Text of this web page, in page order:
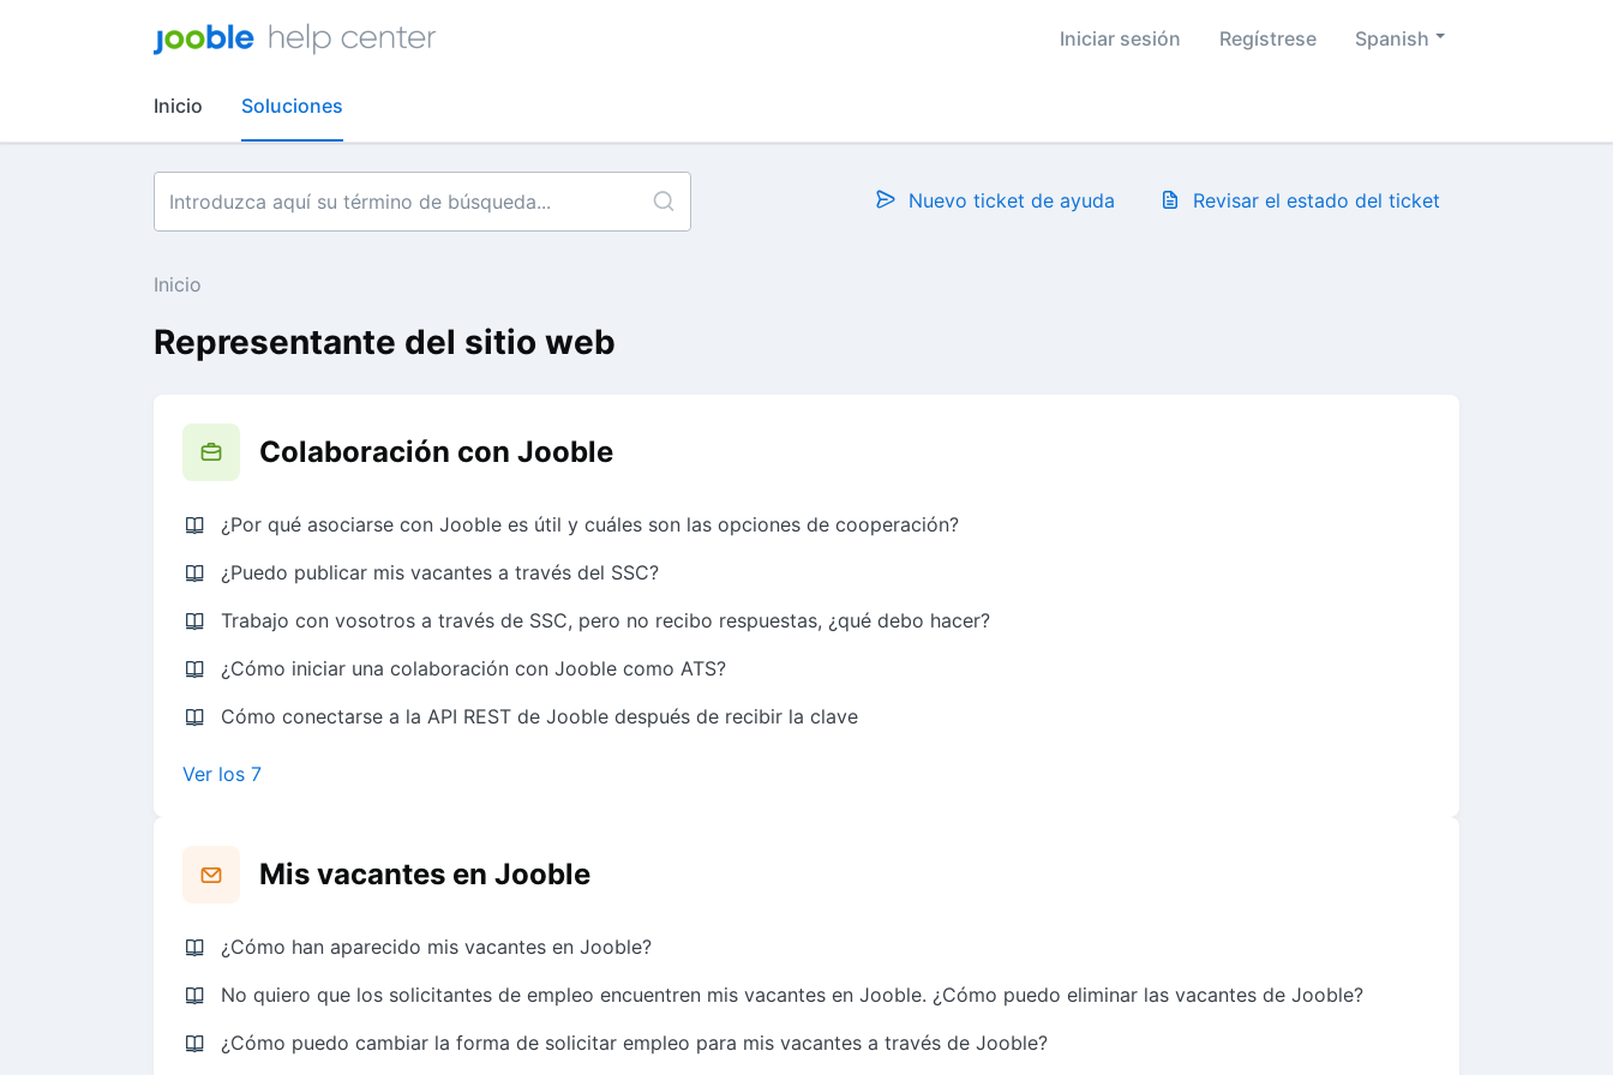
Spanish
Iniciar sesión Regístrese
Inicio Soluciones
Nuevo ticket de ayuda Revisar el estado del ticket
Inicio
Representante del sitio web
Colaboración con Jooble
¿Por qué asociarse con Jooble es útil y cuáles son las opciones de cooperación?
¿Puedo publicar mis vacantes a través del SSC?
Trabajo con vosotros a través de SSC, pero no recibo respuestas, ¿qué debo hacer?
¿Cómo iniciar una colaboración con Jooble como ATS?
Cómo conectarse a la API REST de Jooble después de recibir la clave
Ver los 7
Mis vacantes en Jooble
¿Cómo han aparecido mis vacantes en Jooble?
No quiero que los solicitantes de empleo encuentren mis vacantes en Jooble. ¿Cómo puedo eliminar las vacantes de Jooble?
¿Cómo puedo cambiar la forma de solicitar empleo para mis vacantes a través de Jooble?